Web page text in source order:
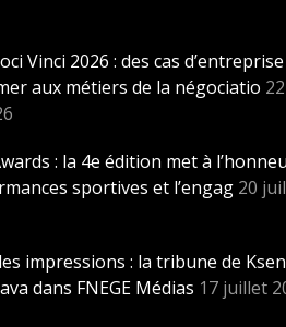
Vinci 2026 : des cas d’entreprise
aux métiers de la négociatio 22
: la 4e édition met à
sportives et l’engag 20
impressions : la tribune de
dans FNEGE Médias 17 juillet